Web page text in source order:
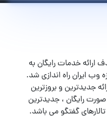
در سال ۱۳۸۶ با هدف ارائه خدمات رایگان به
وب ایران راه اندازی شد.
جدیدترین و بروزترین
رایگان ، جدیدترین
گفتگو می باشد.